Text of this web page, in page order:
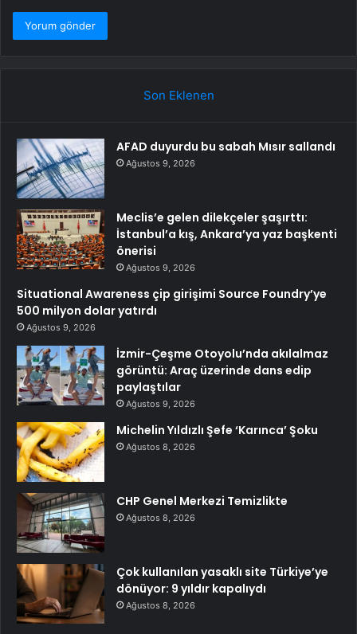
Son Eklenen
AFAD duyurdu bu sabah Mısır sallandı
Ağustos 9, 2026
Meclis’e gelen dilekçeler şaşırttı:
İstanbul’a kış, Ankara’ya yaz başkenti
önerisi
Ağustos 9, 2026
Situational Awareness çip girişimi Source Foundry’ye
500 milyon dolar yatırdı
Ağustos 9, 2026
İzmir-Çeşme Otoyolu’nda akılalmaz
görüntü: Araç üzerinde dans edip
paylaştılar
Ağustos 9, 2026
Michelin Yıldızlı Şefe ‘Karınca’ Şoku
Ağustos 8, 2026
CHP Genel Merkezi Temizlikte
Ağustos 8, 2026
Çok kullanılan yasaklı site Türkiye’ye
dönüyor: 9 yıldır kapalıydı
Ağustos 8, 2026